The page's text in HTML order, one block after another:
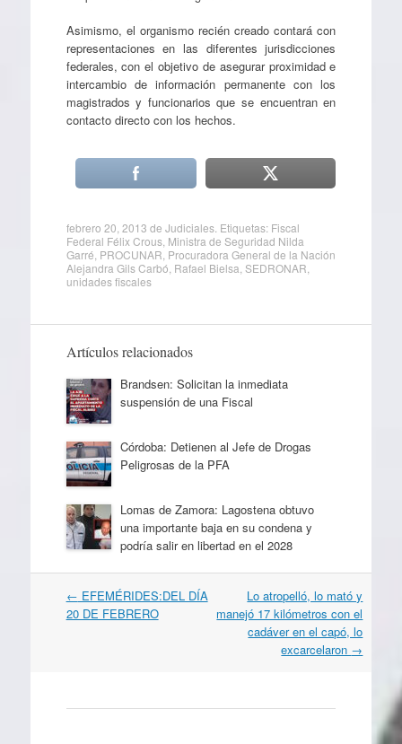
Asimismo, el organismo recién creado contará con
representaciones en las diferentes jurisdicciones
federales, con el objetivo de asegurar proximidad e
intercambio de información permanente con los
magistrados y funcionarios que se encuentran en
contacto directo con los hechos.
febrero 20, 2013 de Judiciales. Etiquetas: Fiscal
Federal Félix Crous, Ministra de Seguridad Nilda
Garré PROCUNAR Procuradora General de la Nación
Alejandra Gils Carbó Rafael Bielsa SEDRONAR
unidades fiscales
Artículos relacionados
Brandsen: Solicitan la inmediata
suspensión de una Fiscal
Córdoba: Detienen al Jefe de Drogas
Peligrosas de la PFA
Lomas de Zamora: Lagostena obtuvo
una importante baja en su condena y
podría salir en libertad en el 2028
Navegación
por
← EFEMÉRIDES:DEL DÍA
20 DE FEBRERO
Lo atropelló, lo mató y
manejó 17 kilómetros con el
cadáver en el capó, lo
excarcelaron →